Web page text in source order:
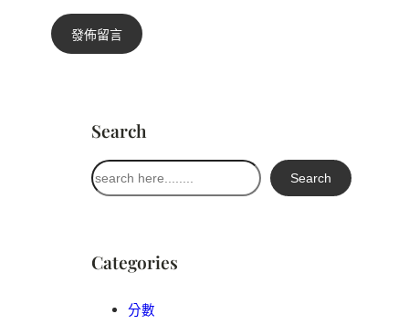
Search
搜
尋
Search
Categories
分數